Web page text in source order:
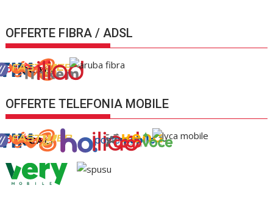
OFFERTE FIBRA / ADSL
OFFERTE TELEFONIA MOBILE